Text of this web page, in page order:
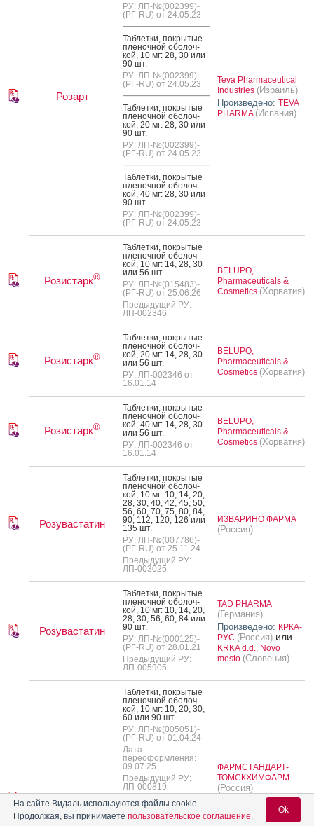
Розарт
РУ: ЛП-№(002399)-
(РГ-RU) от 24.05.23
Таб­летки, пок­ры­тые
пле­ноч­ной обо­лоч­
кой, 10 мг: 28, 30 или
90 шт.
РУ: ЛП-№(002399)-
(РГ-RU) от 24.05.23
Таб­летки, пок­ры­тые
пле­ноч­ной обо­лоч­
кой, 20 мг: 28, 30 или
90 шт.
РУ: ЛП-№(002399)-
(РГ-RU) от 24.05.23
Таб­летки, пок­ры­тые
пле­ноч­ной обо­лоч­
кой, 40 мг: 28, 30 или
90 шт.
РУ: ЛП-№(002399)-
(РГ-RU) от 24.05.23
Teva Pharmaceutical
Industries (Израиль)
Произведено: TEVA
PHARMA (Испания)
Розистарк®
Таб­летки, пок­ры­тые
пле­ноч­ной обо­лоч­
кой, 10 мг: 14, 28, 30
или 56 шт.
РУ: ЛП-№(015483)-
(РГ-RU) от 25.06.26
Предыдущий РУ:
ЛП-002346
BELUPO,
Pharmaceuticals &
Cosmetics (Хорватия)
Розистарк®
Таб­летки, пок­ры­тые
пле­ноч­ной обо­лоч­
кой, 20 мг: 14, 28, 30
или 56 шт.
РУ: ЛП-002346 от
16.01.14
BELUPO,
Pharmaceuticals &
Cosmetics (Хорватия)
Розистарк®
Таб­летки, пок­ры­тые
пле­ноч­ной обо­лоч­
кой, 40 мг: 14, 28, 30
или 56 шт.
РУ: ЛП-002346 от
16.01.14
BELUPO,
Pharmaceuticals &
Cosmetics (Хорватия)
Розувастатин
Таб­летки, пок­ры­тые
пле­ноч­ной обо­лоч­
кой, 10 мг: 10, 14, 20,
28, 30, 40, 42, 45, 50,
56, 60, 70, 75, 80, 84,
90, 112, 120, 126 или
135 шт.
РУ: ЛП-№(007786)-
(РГ-RU) от 25.11.24
Предыдущий РУ:
ЛП-003025
ИЗВАРИНО ФАРМА
(Россия)
Розувастатин
Таб­летки, пок­ры­тые
пле­ноч­ной обо­лоч­
кой, 10 мг: 10, 14, 20,
28, 30, 56, 60, 84 или
90 шт.
РУ: ЛП-№(000125)-
(РГ-RU) от 28.01.21
Предыдущий РУ:
ЛП-005905
TAD PHARMA
(Германия)
Произведено: КРКА-
РУС (Россия) или
KRKA d.d., Novo
mesto (Словения)
Розувастатин
Таб­летки, пок­ры­тые
пле­ноч­ной обо­лоч­
кой, 10 мг: 10, 20, 30,
60 или 90 шт.
РУ: ЛП-№(005051)-
(РГ-RU) от 01.04.24
Дата
переоформления:
09.07.25
Предыдущий РУ:
ЛП-000819
Таб­летки, пок­ры­тые
пле­ноч­ной обо­лоч­
ФАРМСТАНДАРТ-
ТОМСКХИМФАРМ
(Россия)
Произведено:
ФАРМСТАНДАРТ-
ЛЕКСРЕДСТВА
На сайте Видаль используются файлы cookie
Продолжая, вы принимаете пользовательское соглашение.
Ok